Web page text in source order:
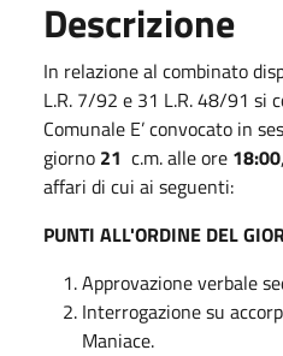
Descrizione
In relazione al combinato
L.R. 7/92 e 31 L.R. 48/91 si
Comunale E’ convocato in
giorno 21 c.m. alle ore 18:00
affari di cui ai seguenti:
PUNTI ALL'ORDINE DEL
Approvazione verbale
Interrogazione su
Maniace.